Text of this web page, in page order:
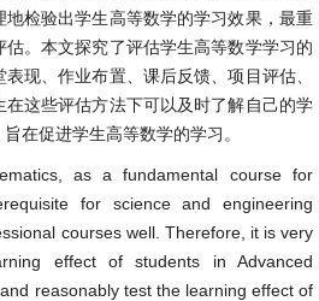
检验出学生高等数学的学习效果，最重
。本文探究了评估学生高等数学学习的
现、作业布置、课后反馈、项目评估、
这些评估方法下可以及时了解自己的学
在促进学生高等数学的学习。
as a fundamental course for
for science and engineering
courses well. Therefore, it is very
effect of students in Advanced
reasonably test the learning effect of